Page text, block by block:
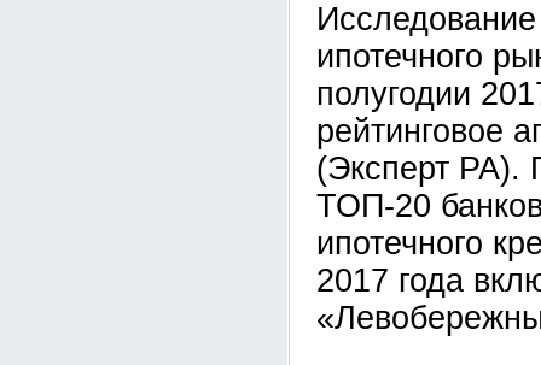
Исследование
ипотечного
полугодии
рейтинговое
(Эксперт РА).
ТОП-20
ипотечного
2017 года